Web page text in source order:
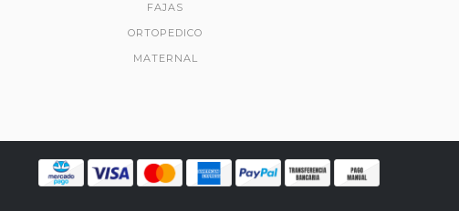
FAJAS
ORTOPEDICO
MATERNAL